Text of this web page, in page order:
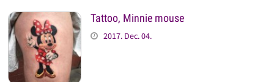
Tattoo, Minnie mouse
2017. Dec. 04.